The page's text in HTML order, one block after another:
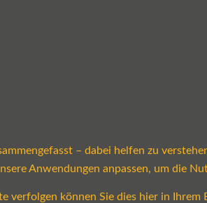
– dabei helfen zu
Anwendungen anpassen, um die
verfolgen können Sie dies hier in Ihrem